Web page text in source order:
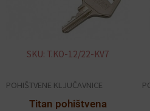
SKU: T.KO-12/22-KV7
POHIŠTVENE KLJUČAVNICE
Titan pohištvena